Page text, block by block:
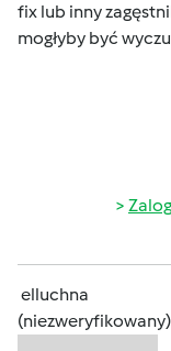
fix lub inny
mogłyby być
elluchna
(niezweryfikowany)